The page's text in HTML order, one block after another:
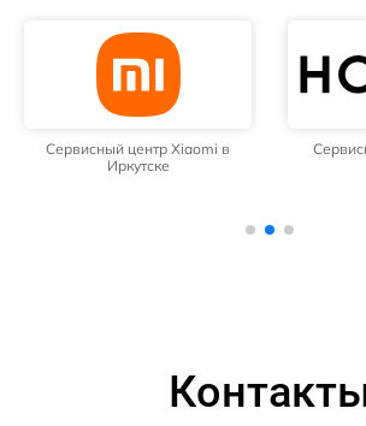
Сервисный центр Xiaomi в
Иркутске